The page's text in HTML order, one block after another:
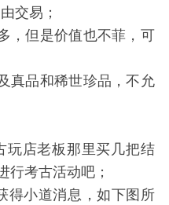
交易；
，但是价值也不菲，可
真品和稀世珍品，不允
玩店老板那里买几把结
行考古活动吧；
得小道消息，如下图所